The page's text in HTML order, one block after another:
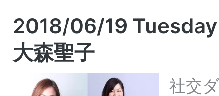
2018/06/19
大森聖子
社交